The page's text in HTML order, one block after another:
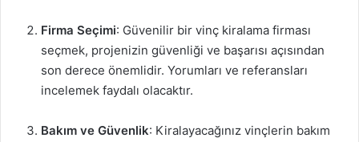
Firma Seçimi: Güvenilir bir vinç kiralama firması
seçmek, projenizin güvenliği ve başarısı açısından
son derece önemlidir. Yorumları ve referansları
incelemek faydalı olacaktır.
Bakım ve Güvenlik: Kiralayacağınız vinçlerin bakım